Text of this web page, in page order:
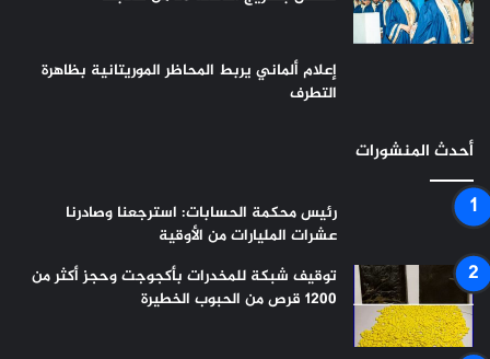
إعلام ألماني يربط المحاظر الموريتانية بظاهرة
التطرف
أحدث المنشورات
رئيس محكمة الحسابات: استرجعنا وصادرنا
عشرات المليارات من الأوقية
توقيف شبكة للمخدرات بأكجوجت وحجز أكثر من
1200 قرص من الحبوب الخطيرة